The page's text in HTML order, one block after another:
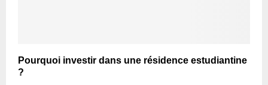
Pourquoi investir dans une résidence estudiantine
?